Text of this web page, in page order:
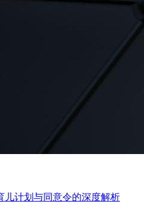
儿计划与同意令的深度解析